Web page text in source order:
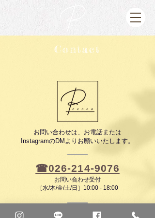
Contact
お問い合わせは、お電話または
​InstagramのDMよりお願いいたします。
☎︎026-214-9076
お問い合わせ受付
［水/木/金/土/日］10:00 - 18:00